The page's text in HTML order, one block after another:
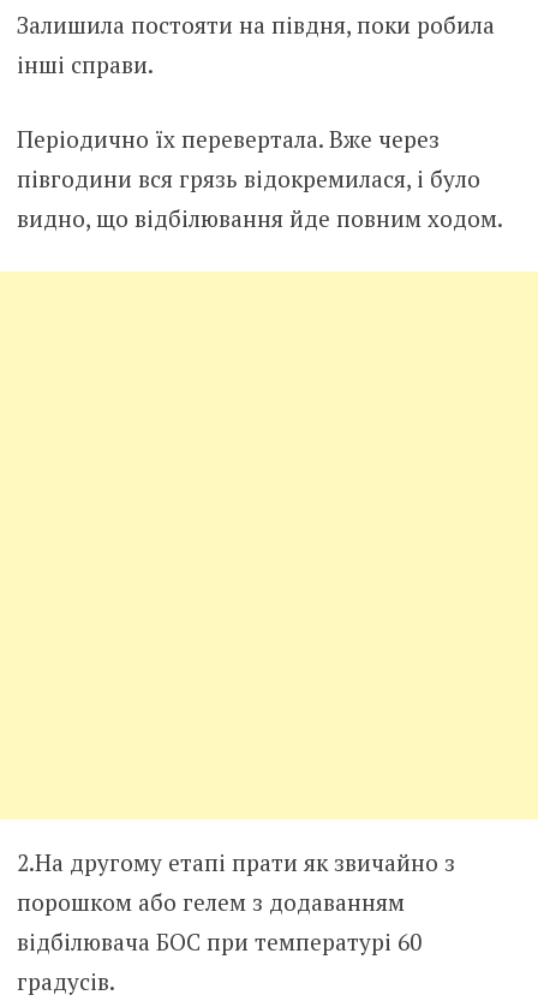
Залишила постояти на півдня, поки робила
інші справи.
Періодично їх перевертала. Вже через
півгодини вся грязь відокремилася, і було
видно, що відбілювання йде повним ходом.
2.На другому етапі прати як звичайно з
порошком або гелем з додаванням
відбілювача БОС при температурі 60
градусів.